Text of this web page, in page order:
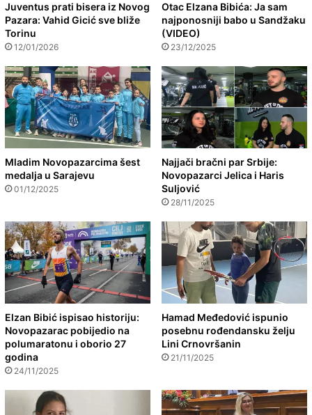
Juventus prati bisera iz Novog
Pazara: Vahid Gicić sve bliže
Torinu
12/01/2026
Otac Elzana Bibića: Ja sam
najponosniji babo u Sandžaku
(VIDEO)
23/12/2025
Mladim Novopazarcima šest
medalja u Sarajevu
01/12/2025
Najjači bračni par Srbije:
Novopazarci Jelica i Haris
Suljović
28/11/2025
Elzan Bibić ispisao historiju:
Novopazarac pobijedio na
polumaratonu i oborio 27
godina
24/11/2025
Hamad Međedović ispunio
posebnu rođendansku želju
Lini Crnovršanin
21/11/2025